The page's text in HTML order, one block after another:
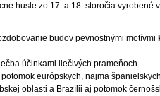
husle zo 17. a 18. storočia vyrobené
budov pevnostnými motívmi
účinkami liečivých prameňoch
európskych, najmä
oblasti a Brazílii aj potomok